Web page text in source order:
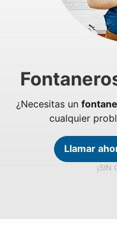
¿Necesitas un
cualquier
Llamar
¡SIN